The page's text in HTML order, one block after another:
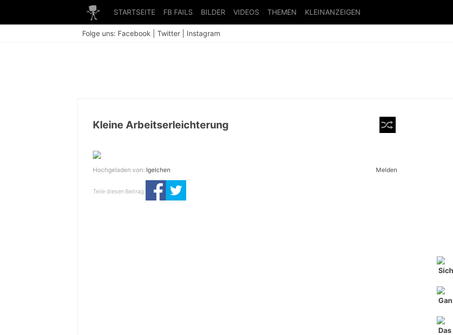
STARTSEITE FB FAILS BILDER VIDEOS THEMEN KLEINANZEIGEN
Folge uns: Facebook Twitter Instagram
Kleine Arbeitserleichterung
Hochgeladen von: Igelchen Melden
Teile diesen Beitrag: